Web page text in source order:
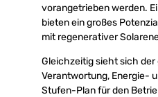
vorangetrieben werden.
bieten ein großes
mit regenerativer
Gleichzeitig sieht sich
Verantwortung, Energie-
Stufen-Plan für den